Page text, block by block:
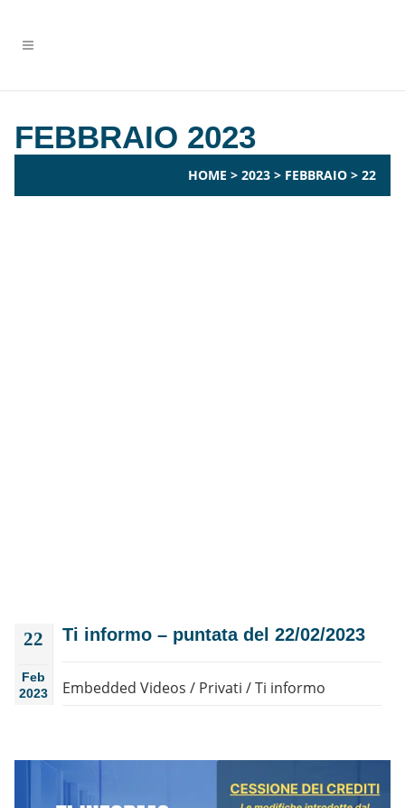
FEBBRAIO 2023
HOME > 2023 > FEBBRAIO > 22
22
Feb
2023
Ti informo – puntata del 22/02/2023
Embedded Videos / Privati /Ti informo